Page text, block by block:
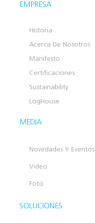
EMPRESA
Historia
Acerca De Nosotros
Manifesto
Certificaciones
Sustainability
LogHouse
MEDIA
Novedades Y Eventos
Video
Foto
SOLUCIONES